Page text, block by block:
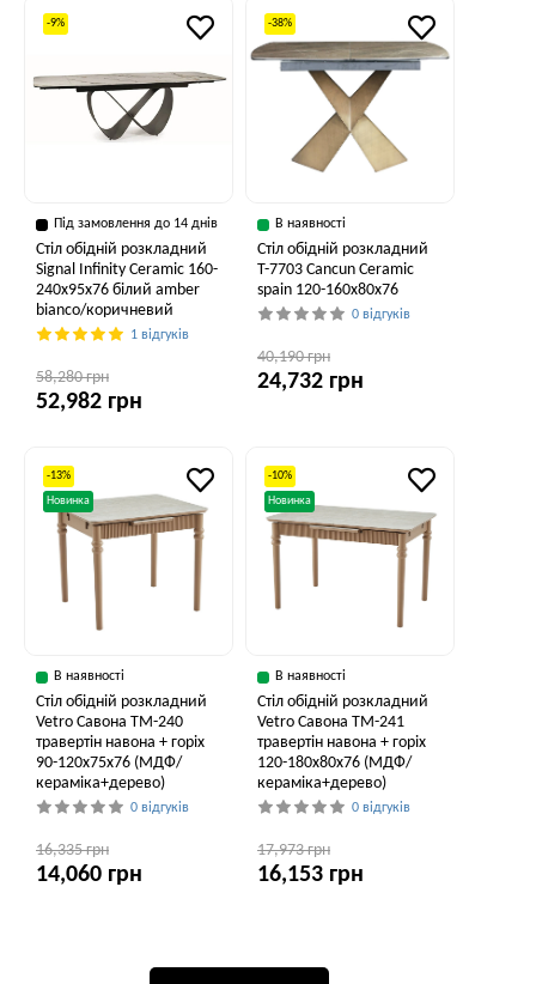
-9%
Під замовлення до 14 днів
Стіл обідній розкладний
Signal Infinity Ceramic 160-
240x95x76 білий amber
bianco/коричневий
1 відгуків
58,280 грн
52,982 грн
-38%
В наявності
Стіл обідній розкладний
T-7703 Cancun Ceramic
spain 120-160x80x76
0 відгуків
40,190 грн
24,732 грн
-13%
Новинка
В наявності
Стіл обідній розкладний
Vetro Савона TM-240
травертін навона + горіх
90-120x75x76 (МДФ/
кераміка+дерево)
0 відгуків
16,335 грн
14,060 грн
-10%
Новинка
В наявності
Стіл обідній розкладний
Vetro Савона TM-241
травертін навона + горіх
120-180x80x76 (МДФ/
кераміка+дерево)
0 відгуків
17,973 грн
16,153 грн